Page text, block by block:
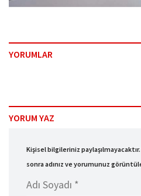
YORUMLAR
YORUM YAZ
Kişisel bilgileriniz
sonra adınız ve yorumunuz
Adı Soyadı *